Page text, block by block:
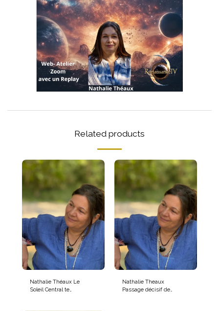
Related products
Nathalie Théaux Le
Soleil Central te
Nathalie Theaux
Passage décisif de